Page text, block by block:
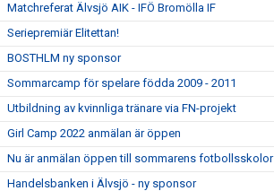
Matchreferat Älvsjö AIK - IFÖ Bromölla IF
Seriepremiär Elitettan!
BOSTHLM ny sponsor
Sommarcamp för spelare födda 2009 - 2011
Utbildning av kvinnliga tränare via FN-projekt
Girl Camp 2022 anmälan är öppen
Nu är anmälan öppen till sommarens fotbollsskolor
Handelsbanken i Älvsjö - ny sponsor